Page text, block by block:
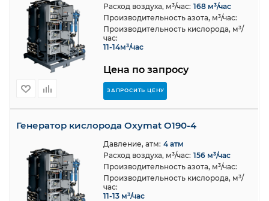
Цена по запросу
ЗАПРОСИТЬ ЦЕНУ
Расход воздуха, м³/час: 168 м³/час
Производительность азота, м³/час:
Производительность кислорода, м³/
час:
11-14м³/час
Генератор кислорода Oxymat O190-4
Давление, атм: 4 атм
Расход воздуха, м³/час: 156 м³/час
Производительность азота, м³/час:
Производительность кислорода, м³/
час:
11-13 м³/час